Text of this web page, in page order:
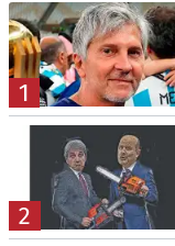
1
2